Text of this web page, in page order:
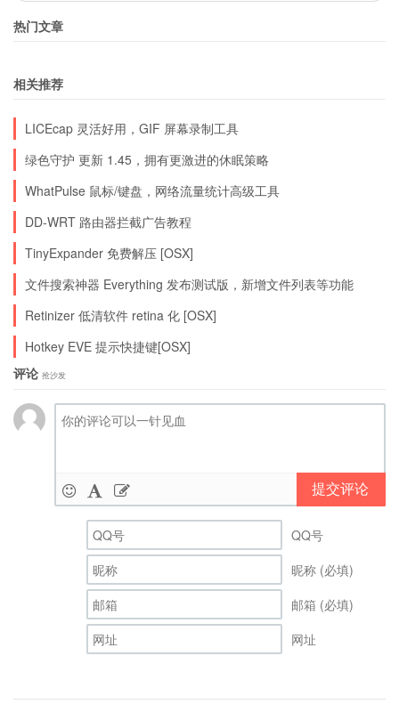
热门文章
相关推荐
LICEcap 灵活好用，GIF 屏幕录制工具
绿色守护 更新 1.45，拥有更激进的休眠策略
WhatPulse 鼠标/键盘，网络流量统计高级工具
DD-WRT 路由器拦截广告教程
TinyExpander 免费解压 [OSX]
文件搜索神器 Everything 发布测试版，新增文件列表等功能
Retinizer 低清软件 retina 化 [OSX]
Hotkey EVE 提示快捷键[OSX]
评论 抢沙发
提交评论
QQ号
昵称 (必填)
邮箱 (必填)
网址